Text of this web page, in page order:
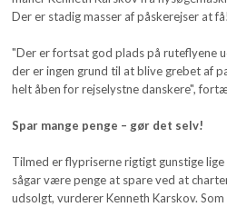
Der er stadig masser af påskerejser at få!
"Der er fortsat god plads på ruteflyene
der er ingen grund til at blive grebet af
helt åben for rejselystne danskere",
Spar mange penge – gør det selv!
Tilmed er flypriserne rigtigt gunstige
sågar være penge at spare ved at
udsolgt, vurderer Kenneth Karskov.